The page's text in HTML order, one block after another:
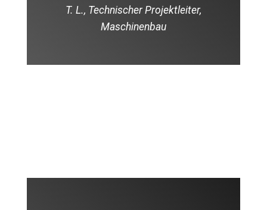
T. L., Technischer Projektleiter,
Maschinenbau